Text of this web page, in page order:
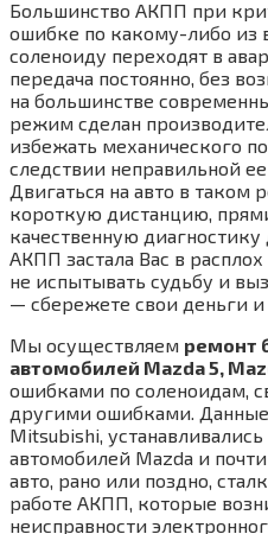
Большинство АКПП при
ошибке по какому-либо из
соленоиду переходят в
передача постоянно, без
на большинстве
режим сделан
избежать механического
следствии неправильной
Двигаться на авто в
короткую дистанцию,
качественную диагностику
АКПП застала Вас в
не испытывать судьбу и
— сбережете свои деньги
Мы осуществляем ремонт
автомобилей Mazda 5,
ошибками по соленоидам,
другими ошибками. Данные
Mitsubishi,
автомобилей Mazda и
авто, рано или поздно,
работе АКПП, которые
неисправности